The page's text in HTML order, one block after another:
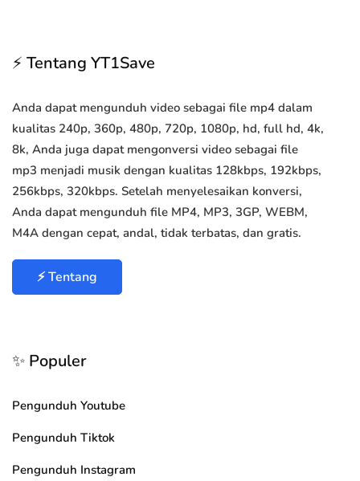
⚡ Tentang YT1Save
Anda dapat mengunduh video sebagai file mp4 dalam
kualitas 240p, 360p, 480p, 720p, 1080p, hd, full hd, 4k,
8k, Anda juga dapat mengonversi video sebagai file
mp3 menjadi musik dengan kualitas 128kbps, 192kbps,
256kbps, 320kbps. Setelah menyelesaikan konversi,
Anda dapat mengunduh file MP4, MP3, 3GP, WEBM,
M4A dengan cepat, andal, tidak terbatas, dan gratis.
⚡ Tentang
✨ Populer
Pengunduh Youtube
Pengunduh Tiktok
Pengunduh Instagram